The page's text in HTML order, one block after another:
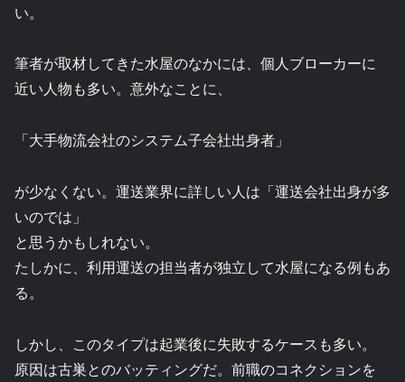
い。
筆者が取材してきた水屋のなかには、個人ブローカーに
近い人物も多い。意外なことに、
「大手物流会社のシステム子会社出身者」
が少なくない。運送業界に詳しい人は「運送会社出身が多
いのでは」
と思うかもしれない。
たしかに、利用運送の担当者が独立して水屋になる例もあ
る。
しかし、このタイプは起業後に失敗するケースも多い。
原因は古巣とのバッティングだ。前職のコネクションを